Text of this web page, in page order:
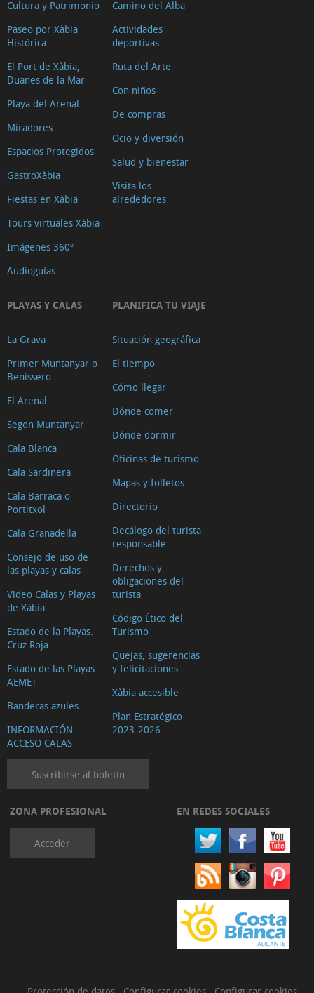
Cultura y Patrimonio
Paseo por Xàbia
Histórica
El Port de Xàbia,
Duanes de la Mar
Playa del Arenal
Miradores
Espacios Protegidos
GastroXàbia
Fiestas en Xàbia
Tours virtuales Xàbia
Imágenes 360º
Audioguías
Camino del Alba
Actividades
deportivas
Ruta del Arte
Con niños
De compras
Ocio y diversión
Salud y bienestar
Visita los
alrededores
PLAYAS Y CALAS
La Grava
Primer Muntanyar o
Benissero
El Arenal
Segon Muntanyar
Cala Blanca
Cala Sardinera
Cala Barraca o
Portitxol
Cala Granadella
Consejo de uso de
las playas y calas
Video Calas y Playas
de Xàbia
Estado de la Playas.
Cruz Roja
Estado de las Playas.
AEMET
Banderas azules
INFORMACIÓN
ACCESO CALAS
PLANIFICA TU VIAJE
Situación geográfica
El tiempo
Cómo llegar
Dónde comer
Dónde dormir
Oficinas de turismo
Mapas y folletos
Directorio
Decálogo del turista
responsable
Derechos y
obligaciones del
turista
Código Ético del
Turismo
Quejas, sugerencias
y felicitaciones
Xàbia accesible
Plan Estratégico
2023-2026
Suscribirse al boletín
ZONA PROFESIONAL
Acceder
EN REDES SOCIALES